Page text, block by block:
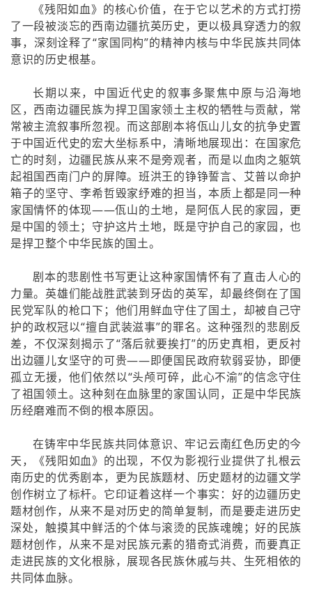
《残阳如血》的核心价值，在于它以艺术的方式打捞
了一段被淡忘的西南边疆抗英历史，更以极具穿透力的叙
事，深刻诠释了“家国同构”的精神内核与中华民族共同体
意识的历史根基。
长期以来，中国近代史的叙事多聚焦中原与沿海地
区，西南边疆民族为捍卫国家领土主权的牺牲与贡献，常
常被主流叙事所忽视。而这部剧本将佤山儿女的抗争史置
于中国近代史的宏大坐标系中，清晰地展现出：在国家危
亡的时刻，边疆民族从来不是旁观者，而是以血肉之躯筑
起祖国西南门户的屏障。班洪王的铮铮誓言、艾普以命护
箱子的坚守、李希哲毁家纾难的担当，本质上都是同一种
家国情怀的体现——佤山的土地，是阿佤人民的家园，更
是中国的领土；守护这片土地，既是守护自己的家园，也
是捍卫整个中华民族的国土。
剧本的悲剧性书写更让这种家国情怀有了直击人心的
力量。英雄们能战胜武装到牙齿的英军，却最终倒在了国
民党军队的枪口下；他们用鲜血守住了国土，却被自己守
护的政权冠以“擅自武装滋事”的罪名。这种强烈的悲剧反
差，不仅深刻揭示了“落后就要挨打”的历史真相，更反衬
出边疆儿女坚守的可贵——即便国民政府软弱妥协，即便
孤立无援，他们依然以“头颅可碎，此心不渝”的信念守住
了祖国领土。这种刻在血脉里的家国认同，正是中华民族
历经磨难而不倒的根本原因。
在铸牢中华民族共同体意识、牢记云南红色历史的今
天，《残阳如血》的出现，不仅为影视行业提供了扎根云
南历史的优秀剧本，更为民族题材、历史题材的边疆文学
创作树立了标杆。它印证着这样一个事实：好的边疆历史
题材创作，从来不是对历史的简单复制，而是要走进历史
深处，触摸其中鲜活的个体与滚烫的民族魂魄；好的民族
题材创作，从来不是对民族元素的猎奇式消费，而要真正
走进民族的文化根脉，展现各民族休戚与共、生死相依的
共同体血脉。